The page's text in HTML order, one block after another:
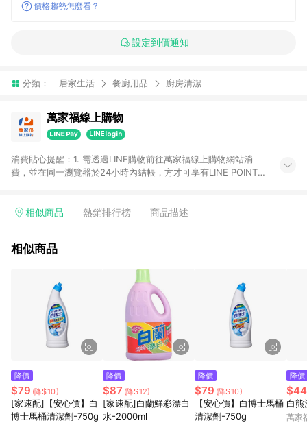
價格趨勢怎麼看？
設定到價通知
分類： 居家生活 餐廚用品 廚房清潔
萬家福線上購物
消費貼心提醒：1. 需透過LINE購物前往萬家福線上購物網站消
費，並在同一瀏覽器於24小時內結帳，方才可享有LINE POINTS
4. 不具回饋資格種類商品：電子禮券。 5. 回饋點數計算將排除訂
錄，相關問題請於保留時間內聯絡客服中心，並由康達盛通生活
提供簡單、快速、輕鬆的購物流程及體驗，將不定期推出精選、
話題性或期間限定商品來滿足您的喜好。
相似商品 熱銷排行榜 商品描述
相似商品
降價
$79 (降$10)
[家速配]【安心價】白
博士馬桶清潔劑-750g
降價
$87 (降$12)
[家速配]白蘭鮮彩漂白
水-2000ml
降價
$79 (降$10)
【安心價】白博士馬桶
清潔劑-750g
降價
$44
白
萬家